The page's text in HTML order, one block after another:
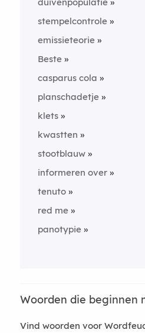
stempelcontrole
emissieteorie
Beste
casparus cola
planschadetje
klets
kwastten
stootblauw
informeren over
tenuto
red me
panotypie
Woorden die beginnen
Vind woorden voor